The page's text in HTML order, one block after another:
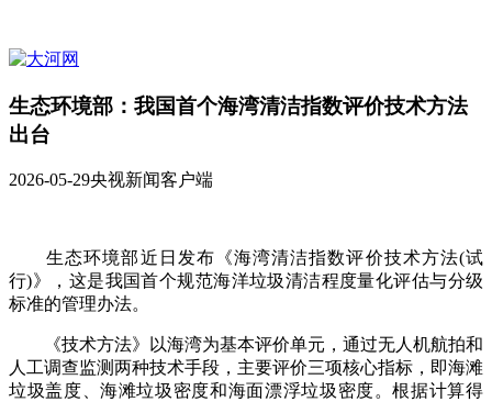
生态环境部：我国首个海湾清洁指数评价技术方法
出台
2026-05-29央视新闻客户端
生态环境部近日发布《海湾清洁指数评价技术方法(试
行)》，这是我国首个规范海洋垃圾清洁程度量化评估与分级
标准的管理办法。
《技术方法》以海湾为基本评价单元，通过无人机航拍和
人工调查监测两种技术手段，主要评价三项核心指标，即海滩
垃圾盖度、海滩垃圾密度和海面漂浮垃圾密度。根据计算得